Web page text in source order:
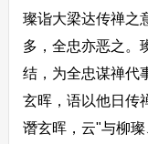
璨诣大梁达传禅之
多，全忠亦恶之。
结，为全忠谋禅代
玄晖，语以他日传
谮玄晖，云"与柳